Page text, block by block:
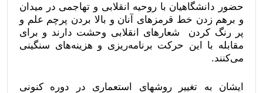
حضور دانشگاهیان با روحیه انقلابی و تهاجمی در میدان
و برهم زدن خط قرمزهای آنان و بالا بردن پرچم علم و
پر رنگ کردن شعارهای انقلابی وحشت دارند و برای
مقابله با این حرکت برنامه‌ریزی و هزینه‌های سنگینی
می‌کنند.
ایشان به تغییر روشهای استعماری در دوره کنونی